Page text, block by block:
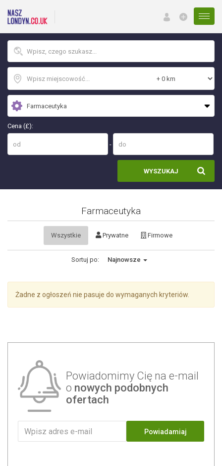
Menu
Cena (£):
-
WYSZUKAJ
Farmaceutyka
Wszystkie Prywatne Firmowe
Sortuj po: Najnowsze
Żadne z ogłoszeń nie pasuje do wymaganych kryteriów.
Powiadomimy Cię na e-mail
o nowych podobnych
ofertach
Powiadamiaj